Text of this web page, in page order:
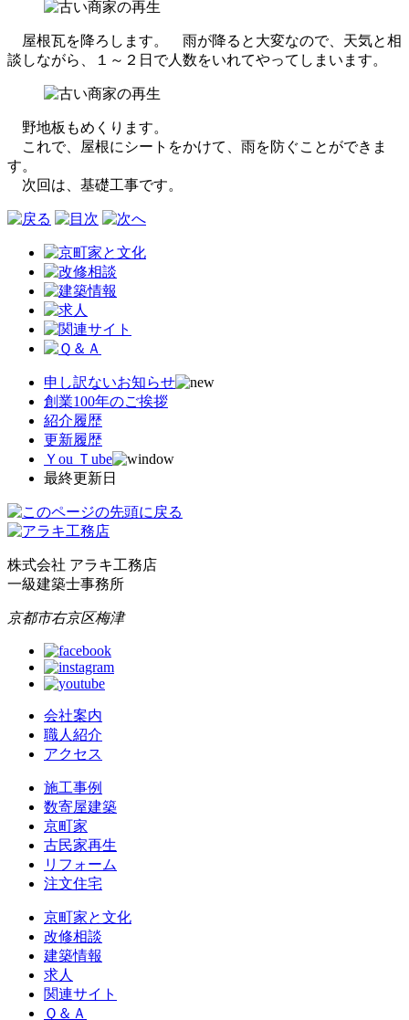
屋根瓦を降ろします。 雨が降ると大変なので、天気と相
談しながら、１～２日で人数をいれてやってしまいます。
野地板もめくります。
これで、屋根にシートをかけて、雨を防ぐことができま
す。
次回は、基礎工事です。
申し訳ないお知らせ
創業100年のご挨拶
紹介履歴
更新履歴
Ｙou Ｔube
最終更新日
株式会社 アラキ工務店
一級建築士事務所
京都市右京区梅津
会社案内
職人紹介
アクセス
施工事例
数寄屋建築
京町家
古民家再生
リフォーム
注文住宅
京町家と文化
改修相談
建築情報
求人
関連サイト
Ｑ＆Ａ